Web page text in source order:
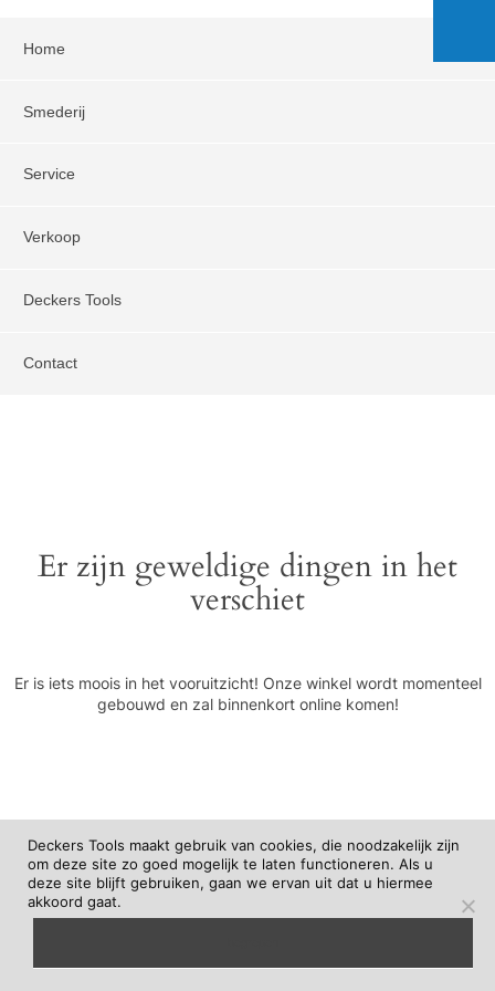
Home
Smederij
Service
Verkoop
Deckers Tools
Contact
Er zijn geweldige dingen in het
verschiet
Er is iets moois in het vooruitzicht! Onze winkel wordt momenteel
gebouwd en zal binnenkort online komen!
Deckers Tools maakt gebruik van cookies, die noodzakelijk zijn
om deze site zo goed mogelijk te laten functioneren. Als u
deze site blijft gebruiken, gaan we ervan uit dat u hiermee
akkoord gaat.